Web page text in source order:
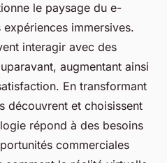
le paysage du e-
immersives.
interagir avec des
augmentant ainsi
En transformant
découvrent et choisissent
répond à des besoins
commerciales